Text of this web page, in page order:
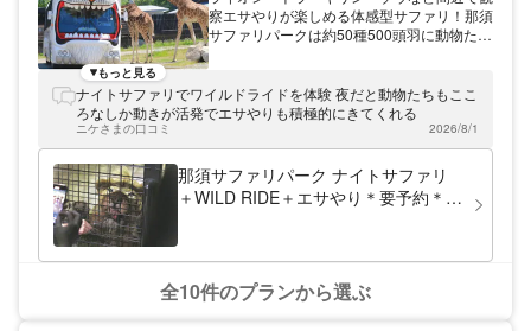
察エサやりが楽しめる体感型サファリ！那須
サファリパークは約50種500頭羽に動物たち
生動物を間近でエサやりや見学できる体感型
動物園です。車で園内を周遊するサファリパ
ークだからできるライオンなどの肉食動物
や、キリンやゾウの迫力を間近で感じる事が
できます。また、乗り物を降りたあとも歩い
て動物の見学や「ふれあい広場」ではモルモ
ットやうさぎとのふれあいを楽しめます。ア
に、「入園＋ライオンバス＋エサやり」なら
最大500円割引になるなど、大変お得な前売
り券です。那須サファリパークの割引クーポ
もっと見る
ナイトサファリでワイルドライドを体験 夜だと動物たちもここ
ろなしか動きが活発でエサやりも積極的にきてくれる
ニケさまの口コミ 2026/8/1
那須サファリパーク ナイトサファリ
＋WILD RIDE＋エサやり＊要予約＊
全10件のプランから選ぶ